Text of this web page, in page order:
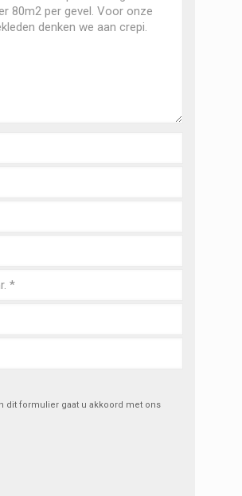
dit formulier gaat u akkoord met ons